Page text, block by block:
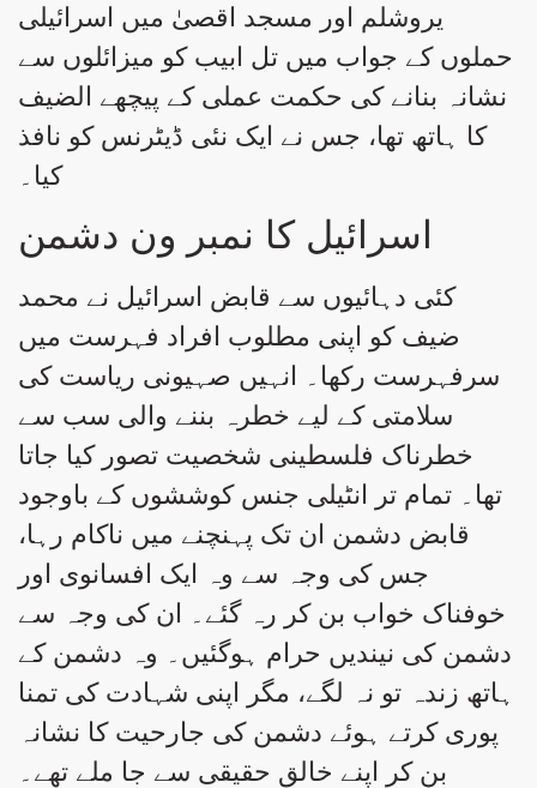
یروشلم اور مسجد اقصیٰ میں اسرائیلی
حملوں کے جواب میں تل ابیب کو میزائلوں سے
نشانہ بنانے کی حکمت عملی کے پیچھے الضیف
کا ہاتھ تھا، جس نے ایک نئی ڈیٹرنس کو نافذ
کیا۔
اسرائیل کا نمبر ون دشمن
کئی دہائیوں سے قابض اسرائیل نے محمد
ضیف کو اپنی مطلوب افراد فہرست میں
سرفہرست رکھا۔ انہیں صہیونی ریاست کی
سلامتی کے لیے خطرہ بننے والی سب سے
خطرناک فلسطینی شخصیت تصور کیا جاتا
تھا۔ تمام تر انٹیلی جنس کوششوں کے باوجود
قابض دشمن ان تک پہنچنے میں ناکام رہا،
جس کی وجہ سے وہ ایک افسانوی اور
خوفناک خواب بن کر رہ گئے۔ ان کی وجہ سے
دشمن کی نیندیں حرام ہوگئیں۔ وہ دشمن کے
ہاتھ زندہ تو نہ لگے، مگر اپنی شہادت کی تمنا
پوری کرتے ہوئے دشمن کی جارحیت کا نشانہ
بن کر اپنے خالق حقیقی سے جا ملے تھے۔